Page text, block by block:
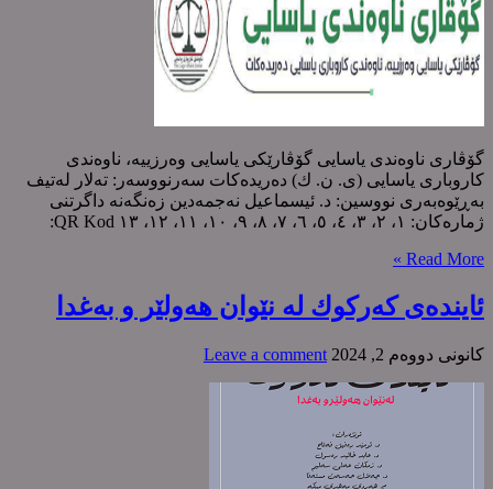
گۆڤاری ناوەندی یاسایی گۆڤارێکی یاسایی وەرزییە، ناوەندی
کاروباری یاسایی (ی. ن. ك) دەریدەکات سەرنووسەر: تەلار لەتیف
بەڕێوەبەری نووسین: د. ئیسماعیل نەجمەدین زەنگەنە داگرتنی
ژمارەکان: ١، ٢، ٣، ٤، ٥، ٦، ٧، ٨، ٩، ١٠، ١١، ١٢، ١٣ QR Kod:
Read More »
ئایندەی کەرکوك لە نێوان هەولێر و بەغدا
كانونی دووه‌م 2, 2024 Leave a comment